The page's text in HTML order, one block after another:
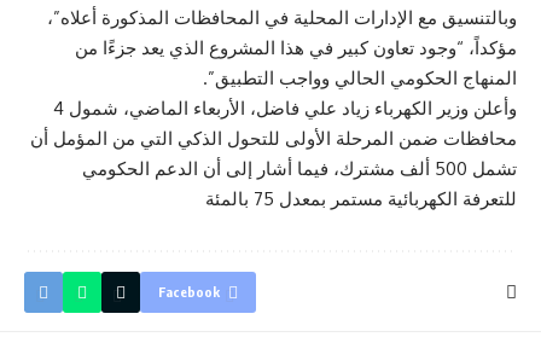
وبالتنسيق مع الإدارات المحلية في المحافظات المذكورة أعلاه”،
مؤكداً، “وجود تعاون كبير في هذا المشروع الذي يعد جزءًا من
المنهاج الحكومي الحالي وواجب التطبيق”.
وأعلن وزير الكهرباء زياد علي فاضل، الأربعاء الماضي، شمول 4
محافظات ضمن المرحلة الأولى للتحول الذكي التي من المؤمل أن
تشمل 500 ألف مشترك، فيما أشار إلى أن الدعم الحكومي
للتعرفة الكهربائية مستمر بمعدل 75 بالمئة
Facebook